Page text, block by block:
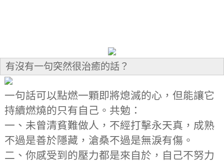
有沒有一句突然很治癒的話？
一句話可以點燃一顆即將熄滅的心，但能讓它
持續燃燒的只有自己。共勉：
一、未曾清貧難做人，不經打擊永天真，成熟
不過是善於隱藏，滄桑不過是無淚有傷。
二、你感受到的壓力都是來自於，自己不努力